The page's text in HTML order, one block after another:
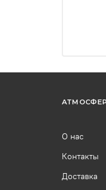
О нас
Контакты
Доставка